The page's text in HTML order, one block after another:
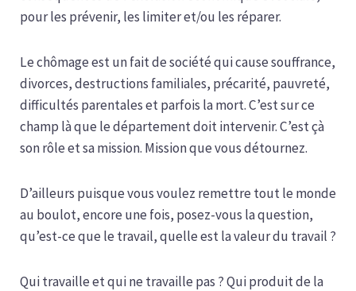
pour les prévenir, les limiter et/ou les réparer.
Le chômage est un fait de société qui cause souffrance,
divorces, destructions familiales, précarité, pauvreté,
difficultés parentales et parfois la mort. C’est sur ce
champ là que le département doit intervenir. C’est çà
son rôle et sa mission. Mission que vous détournez.
D’ailleurs puisque vous voulez remettre tout le monde
au boulot, encore une fois, posez-vous la question,
qu’est-ce que le travail, quelle est la valeur du travail ?
Qui travaille et qui ne travaille pas ? Qui produit de la